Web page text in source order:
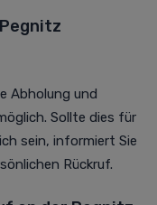
Abholung und
Sollte dies für
sein, informiert Sie
Rückruf.